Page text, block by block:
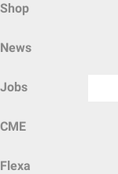
Shop
News
Jobs
CME
Flexa